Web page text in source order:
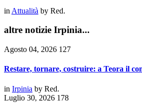
in Attualità by Red.
altre notizie Irpinia...
Agosto 04, 2026 127
Restare, tornare, costruire: a Teora il
in Irpinia by Red.
Luglio 30, 2026 178